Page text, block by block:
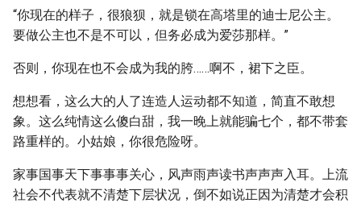
“你现在的样子，很狼狈，就是锁在高塔里的迪士尼公主。
要做公主也不是不可以，但务必成为爱莎那样。”
否则，你现在也不会成为我的胯……啊不，裙下之臣。
想想看，这么大的人了连造人运动都不知道，简直不敢想
象。这么纯情这么傻白甜，我一晚上就能骗七个，都不带套
路重样的。小姑娘，你很危险呀。
家事国事天下事事事关心，风声雨声读书声声声入耳。上流
社会不代表就不清楚下层状况，倒不如说正因为清楚才会积